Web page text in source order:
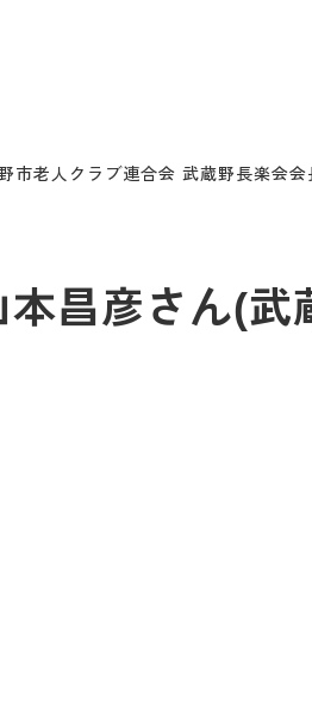
老人クラブ連合会 武蔵野長楽会会
昌彦さん(武